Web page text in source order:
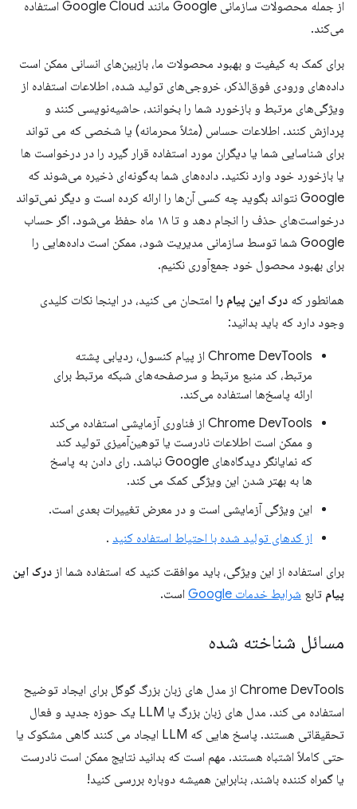
از جمله محصولات سازمانی Google مانند Google Cloud استفاده
می‌کند.
برای کمک به کیفیت و بهبود محصولات ما، بازبین‌های انسانی ممکن است
داده‌های ورودی فوق‌الذکر، خروجی‌های تولید شده، اطلاعات استفاده از
ویژگی‌های مرتبط و بازخورد شما را بخوانند، حاشیه‌نویسی کنند و
پردازش کنند. اطلاعات حساس (مثلاً محرمانه) یا شخصی که می تواند
برای شناسایی شما یا دیگران مورد استفاده قرار گیرد را در درخواست ها
یا بازخورد خود وارد نکنید. داده‌های شما به‌گونه‌ای ذخیره می‌شوند که
Google نتواند بگوید چه کسی آن‌ها را ارائه کرده است و دیگر نمی‌تواند
درخواست‌های حذف را انجام دهد و تا ۱۸ ماه حفظ می‌شود. اگر حساب
Google شما توسط سازمانی مدیریت شود، ممکن است داده‌هایی را
برای بهبود محصول خود جمع‌آوری نکنیم.
همانطور که درک این پیام را امتحان می کنید، در اینجا نکات کلیدی
وجود دارد که باید بدانید:
Chrome DevTools از پیام کنسول، ردیابی پشته
مرتبط، کد منبع مرتبط و سرصفحه‌های شبکه مرتبط برای
ارائه پاسخ‌ها استفاده می‌کند.
Chrome DevTools از فناوری آزمایشی استفاده می‌کند
و ممکن است اطلاعات نادرست یا توهین‌آمیزی تولید کند
که نمایانگر دیدگاه‌های Google نباشد. رای دادن به پاسخ
ها به بهتر شدن این ویژگی کمک می کند.
این ویژگی آزمایشی است و در معرض تغییرات بعدی است.
از کدهای تولید شده با احتیاط استفاده کنید .
برای استفاده از این ویژگی، باید موافقت کنید که استفاده شما از درک این
پیام تابع شرایط خدمات Google است.
مسائل شناخته شده
Chrome DevTools از مدل های زبان بزرگ گوگل برای ایجاد توضیح
استفاده می کند. مدل های زبان بزرگ یا LLM یک حوزه جدید و فعال
تحقیقاتی هستند. پاسخ هایی که LLM ایجاد می کنند گاهی مشکوک یا
حتی کاملاً اشتباه هستند. مهم است که بدانید نتایج ممکن است نادرست
یا گمراه کننده باشند، بنابراین همیشه دوباره بررسی کنید!